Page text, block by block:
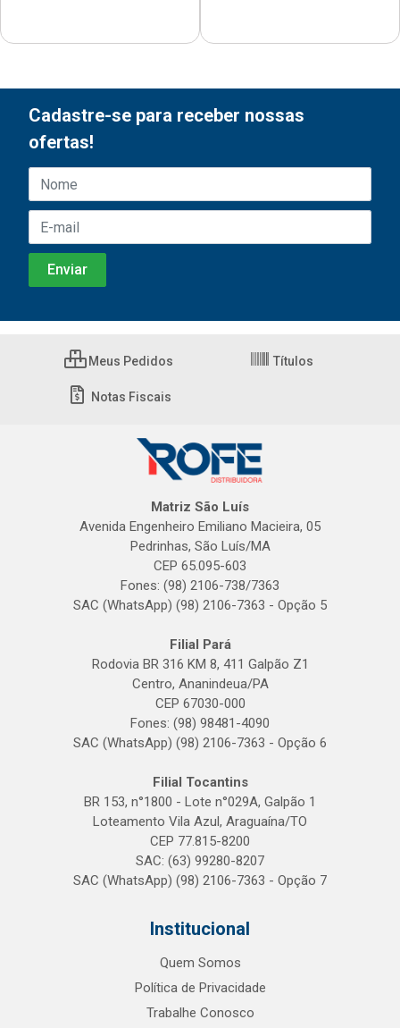
Cadastre-se para receber nossas
ofertas!
Meus Pedidos Títulos
Notas Fiscais
Matriz São Luís
Avenida Engenheiro Emiliano Macieira, 05
Pedrinhas, São Luís/MA
CEP 65.095-603
Fones: (98) 2106-738/7363
SAC (WhatsApp) (98) 2106-7363 - Opção 5
Filial Pará
Rodovia BR 316 KM 8, 411 Galpão Z1
Centro, Ananindeua/PA
CEP 67030-000
Fones: (98) 98481-4090
SAC (WhatsApp) (98) 2106-7363 - Opção 6
Filial Tocantins
BR 153, n°1800 - Lote n°029A, Galpão 1
Loteamento Vila Azul, Araguaína/TO
CEP 77.815-8200
SAC: (63) 99280-8207
SAC (WhatsApp) (98) 2106-7363 - Opção 7
Institucional
Quem Somos
Política de Privacidade
Trabalhe Conosco